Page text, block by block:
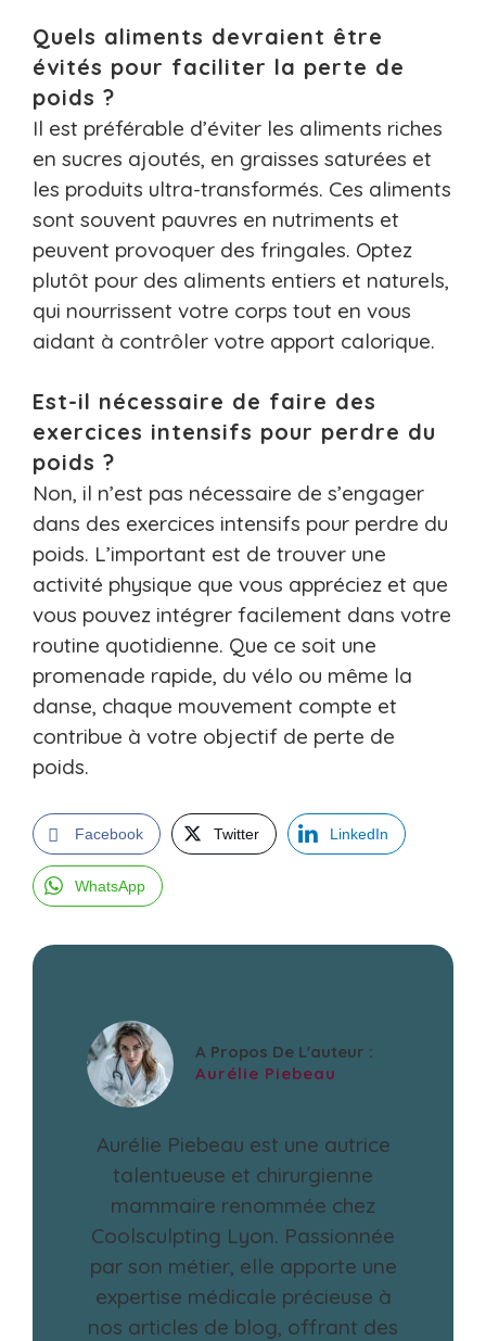
Quels aliments devraient être
évités pour faciliter la perte de
poids ?
Il est préférable d’éviter les aliments riches
en sucres ajoutés, en graisses saturées et
les produits ultra-transformés. Ces aliments
sont souvent pauvres en nutriments et
peuvent provoquer des fringales. Optez
plutôt pour des aliments entiers et naturels,
qui nourrissent votre corps tout en vous
aidant à contrôler votre apport calorique.
Est-il nécessaire de faire des
exercices intensifs pour perdre du
poids ?
Non, il n’est pas nécessaire de s’engager
dans des exercices intensifs pour perdre du
poids. L’important est de trouver une
activité physique que vous appréciez et que
vous pouvez intégrer facilement dans votre
routine quotidienne. Que ce soit une
promenade rapide, du vélo ou même la
danse, chaque mouvement compte et
contribue à votre objectif de perte de
poids.
Facebook Twitter LinkedIn
WhatsApp
A Propos De L'auteur :
Aurélie Piebeau
Aurélie Piebeau est une autrice
talentueuse et chirurgienne
mammaire renommée chez
Coolsculpting Lyon. Passionnée
par son métier, elle apporte une
expertise médicale précieuse à
nos articles de blog, offrant des